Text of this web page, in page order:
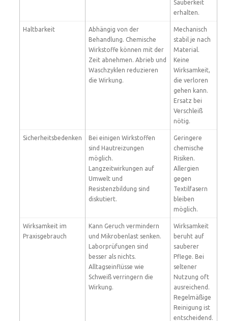
Sauberkeit
erhalten.
Haltbarkeit
Abhängig von der
Behandlung. Chemische
Wirkstoffe können mit der
Zeit abnehmen. Abrieb und
Waschzyklen reduzieren
die Wirkung.
Mechanisch
stabil je nach
Material.
Keine
Wirksamkeit,
die verloren
gehen kann.
Ersatz bei
Verschleiß
nötig.
Sicherheitsbedenken
Bei einigen Wirkstoffen
sind Hautreizungen
möglich.
Langzeitwirkungen auf
Umwelt und
Resistenzbildung sind
diskutiert.
Geringere
chemische
Risiken.
Allergien
gegen
Textilfasern
bleiben
möglich.
Wirksamkeit im
Praxisgebrauch
Kann Geruch vermindern
und Mikrobenlast senken.
Laborprüfungen sind
besser als nichts.
Alltagseinflüsse wie
Schweiß verringern die
Wirkung.
Wirksamkeit
beruht auf
sauberer
Pflege. Bei
seltener
Nutzung oft
ausreichend.
Regelmäßige
Reinigung ist
entscheidend.